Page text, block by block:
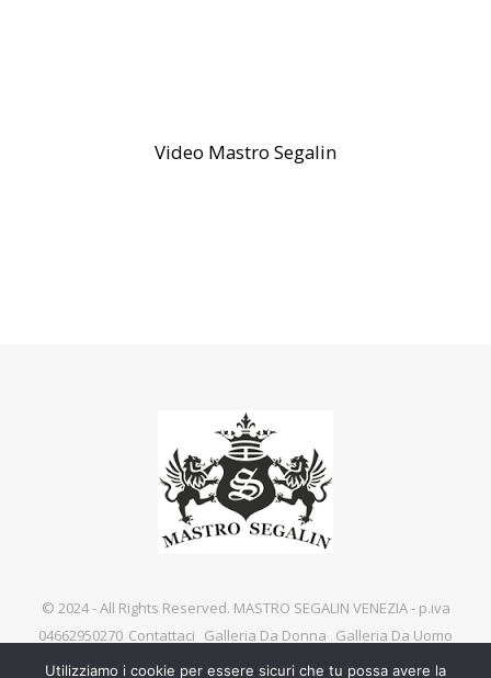
Video Mastro Segalin
© 2024 - All Rights Reserved. MASTRO SEGALIN VENEZIA - p.iva
04662950270 Contattaci Galleria Da Donna Galleria Da Uomo
Utilizziamo i cookie per essere sicuri che tu possa avere la